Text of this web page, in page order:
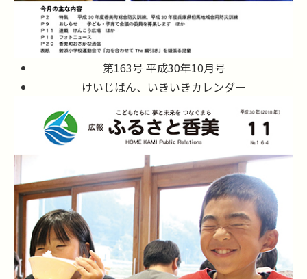
第163号 平成30年10月号
けいじばん、いきいきカレンダー